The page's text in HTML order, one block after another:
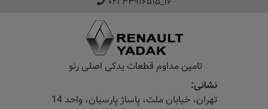
تامین مداوم قطعات یدکی اصلی رنو
نشانی:
تهران، خیابان‌ ملت، پاساژ‌ پارسیان، واحد 14